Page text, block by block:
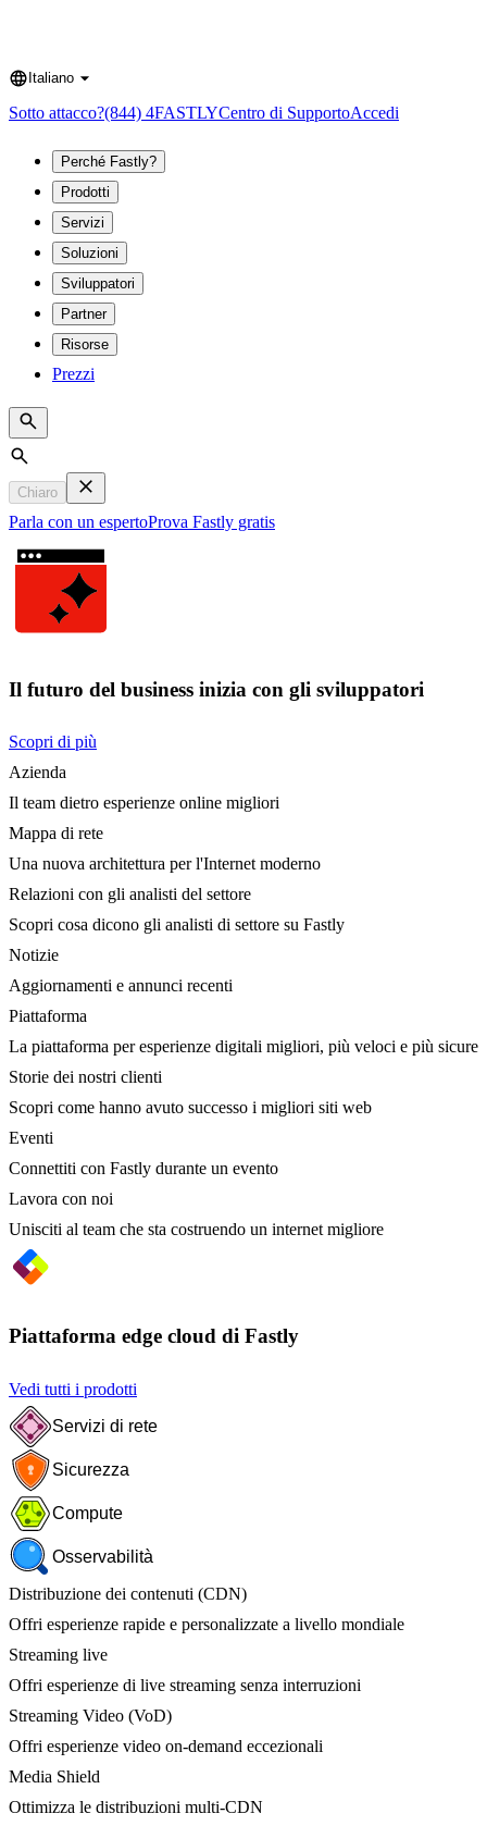
Language
Italiano
Sotto attacco?(844) 4FASTLYCentro di SupportoAccedi
Perché Fastly?
Prodotti
Servizi
Soluzioni
Sviluppatori
Partner
Risorse
Prezzi
Search
Chiaro
Parla con un espertoProva Fastly gratis
Il futuro del business inizia con gli sviluppatori
Scopri di più
Azienda
Il team dietro esperienze online migliori
Mappa di rete
Una nuova architettura per l'Internet moderno
Relazioni con gli analisti del settore
Scopri cosa dicono gli analisti di settore su Fastly
Notizie
Aggiornamenti e annunci recenti
Piattaforma
La piattaforma per esperienze digitali migliori, più veloci e più sicure
Storie dei nostri clienti
Scopri come hanno avuto successo i migliori siti web
Eventi
Connettiti con Fastly durante un evento
Lavora con noi
Unisciti al team che sta costruendo un internet migliore
Piattaforma edge cloud di Fastly
Vedi tutti i prodotti
Servizi di rete
Sicurezza
Compute
Osservabilità
Distribuzione dei contenuti (CDN)
Offri esperienze rapide e personalizzate a livello mondiale
Streaming live
Offri esperienze di live streaming senza interruzioni
Streaming Video (VoD)
Offri esperienze video on-demand eccezionali
Media Shield
Ottimizza le distribuzioni multi-CDN